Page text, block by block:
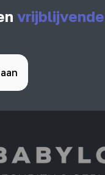
vrijblijvende